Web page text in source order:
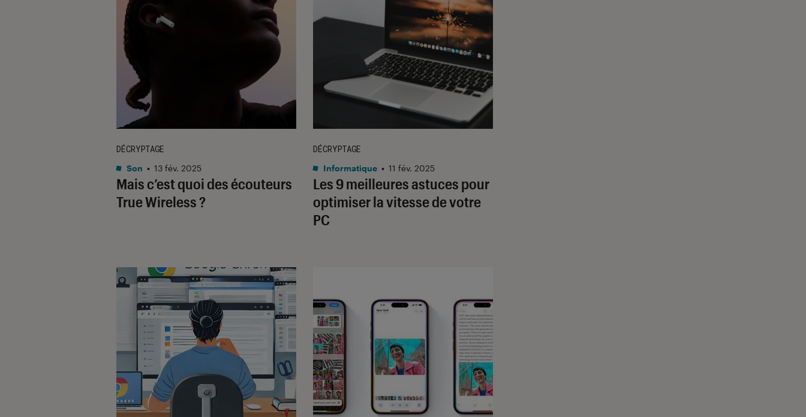
Mais c’est quoi des écouteurs
True Wireless ?
DÉCRYPTAGE
Son • 13 fév. 2025
Les 9 meilleures astuces pour
optimiser la vitesse de votre
PC
DÉCRYPTAGE
Informatique • 11 fév. 2025